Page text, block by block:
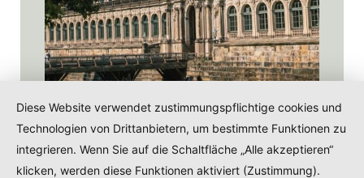
An der Orangerie des Zwingers in Dresden
Diese Website verwendet zustimmungspflichtige cookies und
Technologien von Drittanbietern, um bestimmte Funktionen zu
integrieren. Wenn Sie auf die Schaltfläche „Alle akzeptieren“
klicken, werden diese Funktionen aktiviert (Zustimmung).